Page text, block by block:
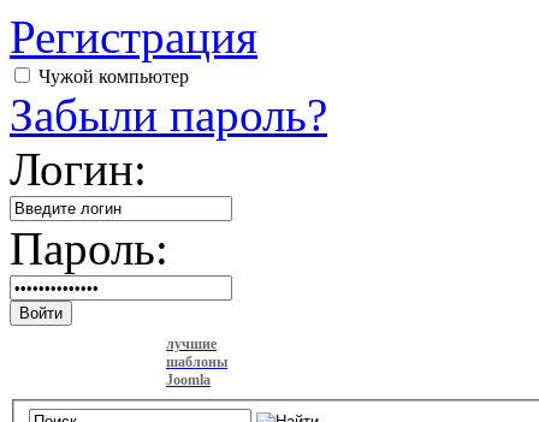
Регистрация
Чужой компьютер
Забыли пароль?
Логин:
Пароль:
Войти
лучшие
шаблоны
Joomla